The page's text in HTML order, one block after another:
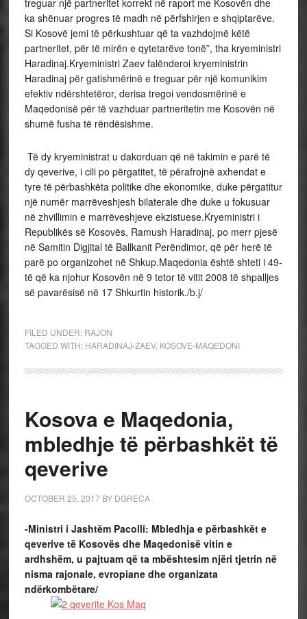
ka shënuar progres të madh në përfshirjen e shqiptarëve.
Si Kosovë jemi të përkushtuar që ta vazhdojmë këtë
partneritet, për të mirën e qytetarëve tonë”, tha kryeministri
Haradinaj.Kryeministri Zaev falënderoi kryeministrin
Haradinaj për gatishmërinë e treguar për një komunikim
efektiv ndërshtetëror, derisa tregoi vendosmërinë e
Maqedonisë për të vazhduar partneritetin me Kosovën në
shumë fusha të rëndësishme.
Të dy kryeministrat u dakorduan që në takimin e parë të
dy qeverive, i cili po përgatitet, të përafrojnë axhendat e
tyre të përbashkëta politike dhe ekonomike, duke përgatitur
një numër marrëveshjesh bilaterale dhe duke u fokusuar
në zhvillimin e marrëveshjeve ekzistuese.Kryeministri i
Republikës së Kosovës, Ramush Haradinaj, po merr pjesë
në Samitin Digjital të Ballkanit Perëndimor, që për herë të
parë po organizohet në Shkup.Maqedonia është shteti i 49-
të që ka njohur Kosovën në 9 tetor të vitit 2008 të shpalljes
së pavarësisë në 17 Shkurtin historik./b.j/
FILED UNDER: RAJON
TAGGED WITH: HARADINAJ-ZAEV, KOSOVE-MAQEDONI
Kosova e Maqedonia,
mbledhje të përbashkët të
qeverive
OCTOBER 25, 2017BY DGRECA
-Ministri i Jashtëm Pacolli: Mbledhja e përbashkët e
qeverive të Kosovës dhe Maqedonisë vitin e
ardhshëm, u pajtuam që ta mbështesim njëri tjetrin në
nisma rajonale, evropiane dhe organizata
ndërkombëtare/